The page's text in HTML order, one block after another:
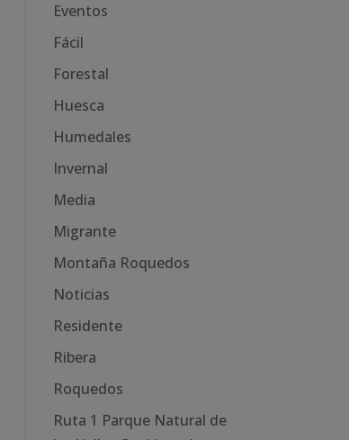
Eventos
Fácil
Forestal
Huesca
Humedales
Invernal
Media
Migrante
Montaña Roquedos
Noticias
Residente
Ribera
Roquedos
Ruta 1 Parque Natural de